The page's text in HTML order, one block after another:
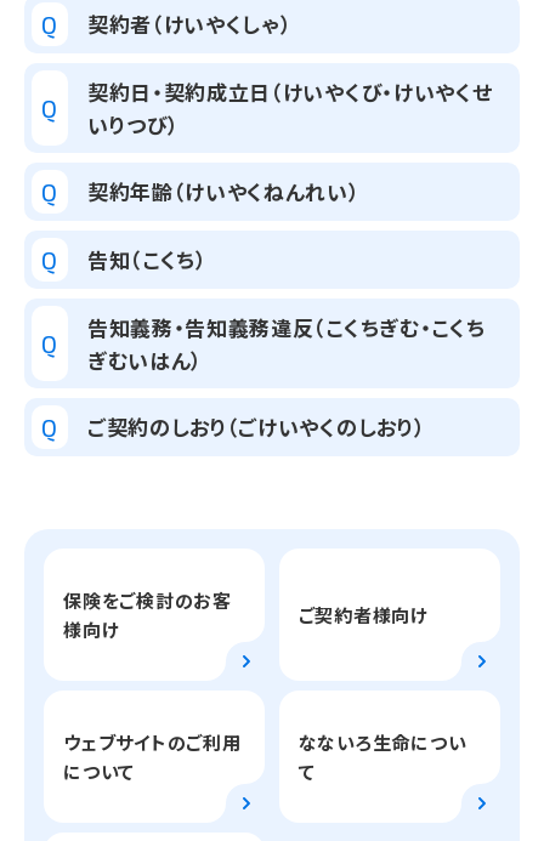
Q 契約者（けいやくしゃ）
Q
契約日・契約成立日（けいやくび・けいやくせ
いりつび）
Q 契約年齢（けいやくねんれい）
Q 告知（こくち）
Q
告知義務・告知義務違反（こくちぎむ・こくち
ぎむいはん）
Q ご契約のしおり（ごけいやくのしおり）
保険をご検討のお客
様向け
ご契約者様向け
ウェブサイトのご利用
について
なないろ生命につい
て